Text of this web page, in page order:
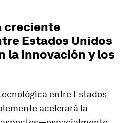
creciente
Estados Unidos
la innovación y los
entre Estados
acelerará la